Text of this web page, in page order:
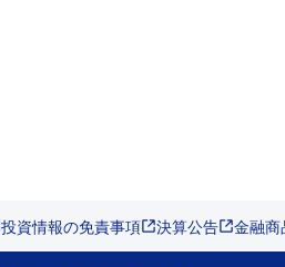
投資情報の免責事項 決算公告 金融